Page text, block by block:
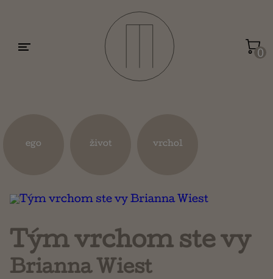
0
ego život vrchol
Tým vrchom ste vy
Brianna Wiest